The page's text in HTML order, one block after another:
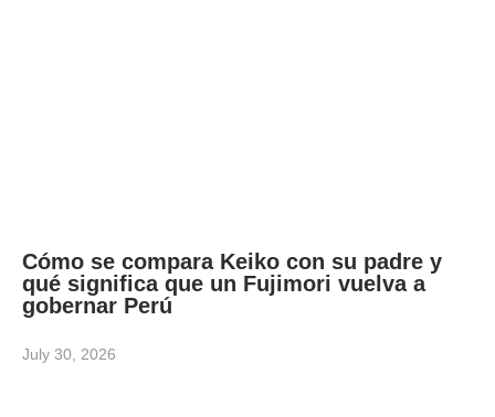
Cómo se compara Keiko con su padre y
qué significa que un Fujimori vuelva a
gobernar Perú
July 30, 2026